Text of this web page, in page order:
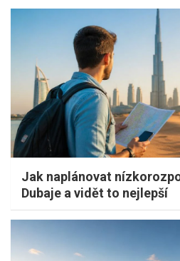
Jak naplánovat
Dubaje a vidět to nejlepší